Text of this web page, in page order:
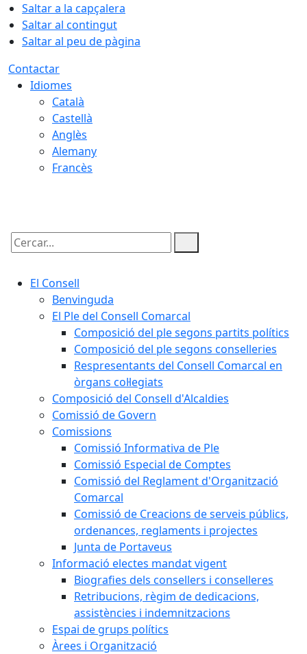
Saltar a la capçalera
Saltar al contingut
Saltar al peu de pàgina
Contactar
Idiomes
Català
Castellà
Anglès
Alemany
Francès
Cercar:
El Consell
Benvinguda
El Ple del Consell Comarcal
Composició del ple segons partits polítics
Composició del ple segons conselleries
Respresentants del Consell Comarcal en
òrgans col·legiats
Composició del Consell d'Alcaldies
Comissió de Govern
Comissions
Comissió Informativa de Ple
Comissió Especial de Comptes
Comissió del Reglament d'Organització
Comarcal
Comissió de Creacions de serveis públics,
ordenances, reglaments i projectes
Junta de Portaveus
Informació electes mandat vigent
Biografies dels consellers i conselleres
Retribucions, règim de dedicacions,
assistències i indemnitzacions
Espai de grups polítics
Àrees i Organització